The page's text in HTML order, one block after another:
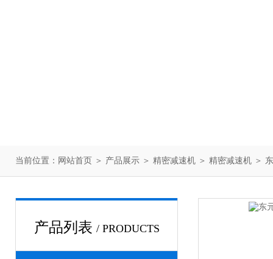
当前位置： 网站首页 ＞ 产品展示 ＞ 精密减速机 ＞ 精密减速机 ＞
产品列表 / PRODUCTS